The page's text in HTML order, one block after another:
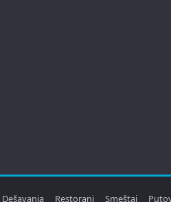
Dešavanja Restorani Smeštaj